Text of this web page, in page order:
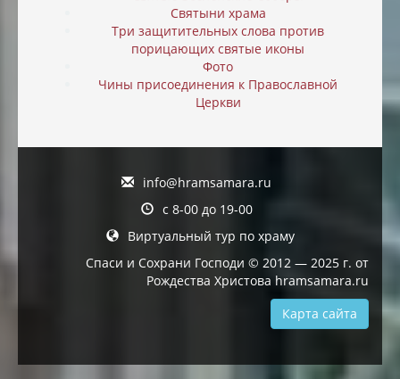
Святыни храма
Три защитительных слова против
порицающих святые иконы
Фото
Чины присоединения к Православной
Церкви
info@hramsamara.ru
с 8-00 до 19-00
Виртуальный тур по храму
Спаси и Сохрани Господи © 2012 — 2025 г. от
Рождества Христова hramsamara.ru
Карта сайта